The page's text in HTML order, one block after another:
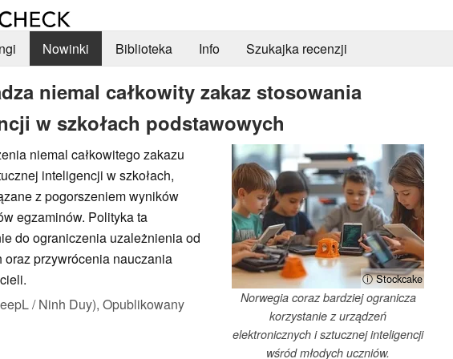
Nowinki Biblioteka Info Szukajka recenzji
niemal całkowity zakaz stosowania
w szkołach podstawowych
ⓘ Stockcake
Norwegia coraz bardziej ogranicza
korzystanie z urządzeń
elektronicznych i sztucznej inteligencji
wśród młodych uczniów.
niemal całkowitego zakazu
inteligencji w szkołach,
z pogorszeniem wyników
egzaminów. Polityka ta
do ograniczenia uzależnienia od
przywrócenia nauczania
/ Ninh Duy), Opublikowany